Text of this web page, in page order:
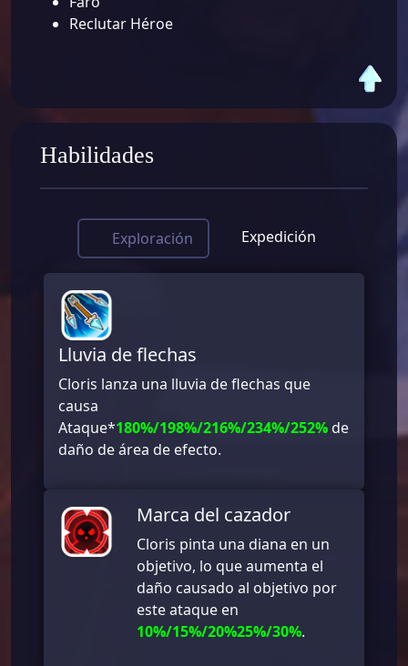
Reclutar Héroe
Habilidades
Exploración Expedición
Lluvia de flechas
Cloris lanza una lluvia de flechas que
causa
Ataque*180%/198%/216%/234%/252% de
daño de área de efecto.
Marca del cazador
Cloris pinta una diana en un
objetivo, lo que aumenta el
daño causado al objetivo por
este ataque en
10%/15%/20%25%/30%.